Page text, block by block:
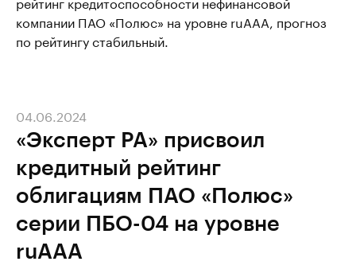
компании ПАО «Полюс» на уровне ruAАA, прогноз
по рейтингу стабильный.
«Эксперт РА» присвоил
кредитный рейтинг
облигациям ПАО «Полюс»
серии ПБО-04 на уровне
ruAAA
04.06.2024